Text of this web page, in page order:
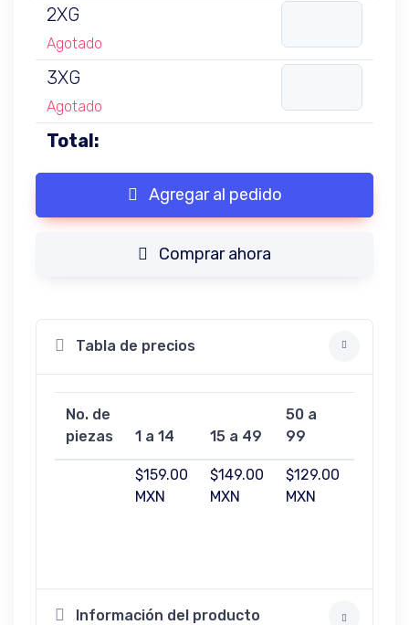
2XG
Agotado
3XG
Agotado
Total:
Agregar al pedido
Comprar ahora
Tabla de precios
No. de
piezas
1 a 14 15 a 49
50 a
99
$159.00
MXN
$149.00
MXN
$129.00
MXN
Información del producto